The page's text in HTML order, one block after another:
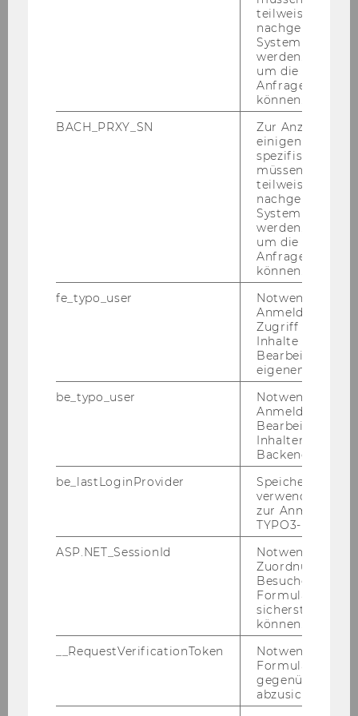
Wirtschaftsinformatik & Gesellschaft
Hans Robert Hansen
Alexander Kagan
Oleg Vystavkin
teilweise von
nachgelagerten
System
werden.
um die Antwort
Anfrage
können.
BACH_PRXY_SN
Zur Anzeige von
einigen WU-
spezifischen
müssen
teilweise von
nachgelagerten
System
werden.
um die Antwort
Anfrage
können.
fe_typo_user
Notwendig für
Anmeldung und
Zugriff auf
Inhalte oder zur
Bearbeitung des
eigenen Profils.
be_typo_user
Notwendig für
Anmeldung und
Bearbeitung von
Inhalten im
Backend.
be_lastLoginProvider
Speichert die
verwendete
zur Anmeldung
TYPO3-Backend.
ASP.NET_SessionId
Notwendig, um
Zuordnung von
Besucher zu
sicherstellen zu
können.
__RequestVerificationToken
Notwendig, um
gegenüber
abzusichern.